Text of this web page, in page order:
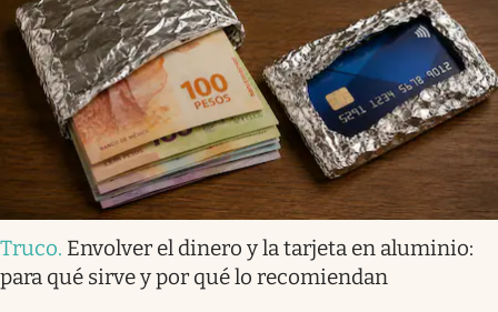
Truco. Envolver el dinero y la tarjeta en aluminio:
para qué sirve y por qué lo recomiendan